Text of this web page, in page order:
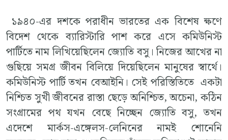
১৯৪০-এর দশকে পরাধীন ভারতের এক বিশেষ ক্ষণে
বিদেশ থেকে ব্যারিস্টারি পাশ করে এসে কমিউনিস্ট
পার্টিতে নাম লিখিয়েছিলেন জ্যোতি বসু। নিজের আখের না
গুছিয়ে সমগ্র জীবন বিলিয়ে দিয়েছিলেন মানুষের স্বার্থে।
কমিউনিস্ট পার্টি তখন বেআইনি। সেই পরিস্তিতিতে একটা
নিশ্চিত সুখী জীবনের রাস্তা ছেড়ে অনিশ্চিত, অচেনা, কঠিন
সংগ্রামের পথ যখন বেছে নিচ্ছেন জ্যোতি বসু, তখন
এদেশে মার্কস-এঙ্গেলস-লেনিনের নামই শোনেনি